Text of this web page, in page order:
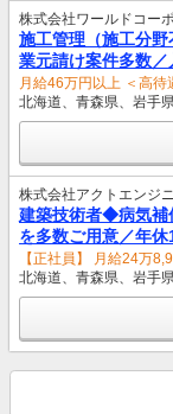
株式会社ワールドコー
施工管理（施工分
業元請け案件多数
月給46万円以上 ＜高待
北海道、青森県、岩手
株式会社アクトエンジ
建築技術者◆病気補
を多数ご用意／年
【正社員】 月給24万
北海道、青森県、岩手